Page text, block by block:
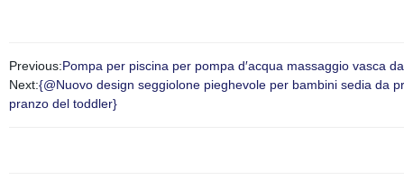
Previous:Pompa per piscina per pompa d′acqua massaggio vasca
Next:{@Nuovo design seggiolone pieghevole per bambini sedia da
pranzo del toddler}